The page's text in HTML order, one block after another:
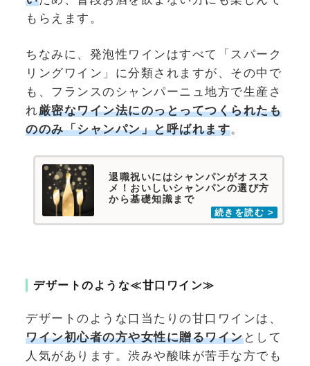
もらえます。
ちなみに、発泡性ワインはすべて「スパーク
リングワイン」に分類されますが、その中で
も、フランスのシャンパーニュ地方で生産さ
れ厳密なワイン法にのっとってつくられたも
ののみ「シャンパン」と呼ばれます。
退職祝いにはシャンパンがオスス
メ！おいしいシャンパンの選び方
から基礎知識まで
デザートのような≪甘口ワイン≫
デザートのような口当たりの甘口ワインは、
ワイン初心者の方や女性に贈るワインとして
人気があります。渋みや酸味が苦手な方でも